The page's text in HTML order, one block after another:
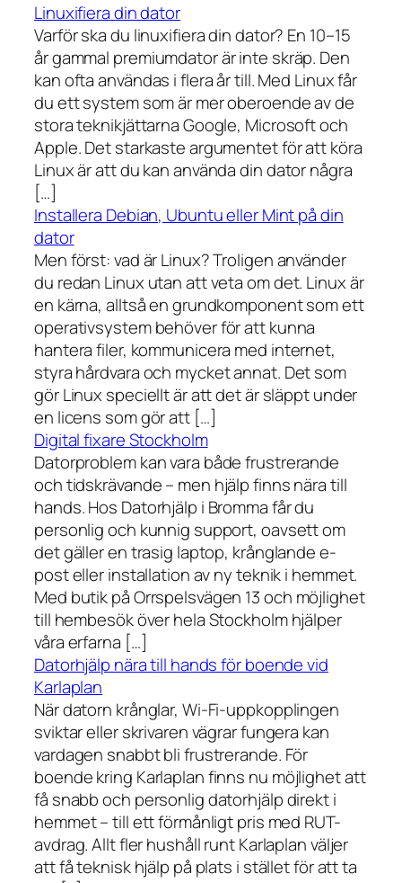
Linuxifiera din dator
Varför ska du linuxifiera din dator? En 10–15
år gammal premiumdator är inte skräp. Den
kan ofta användas i flera år till. Med Linux får
du ett system som är mer oberoende av de
stora teknikjättarna Google, Microsoft och
Apple. Det starkaste argumentet för att köra
Linux är att du kan använda din dator några
[…]
Installera Debian, Ubuntu eller Mint på din
dator
Men först: vad är Linux? Troligen använder
du redan Linux utan att veta om det. Linux är
en kärna, alltså en grundkomponent som ett
operativsystem behöver för att kunna
hantera filer, kommunicera med internet,
styra hårdvara och mycket annat. Det som
gör Linux speciellt är att det är släppt under
en licens som gör att […]
Digital fixare Stockholm
Datorproblem kan vara både frustrerande
och tidskrävande – men hjälp finns nära till
hands. Hos Datorhjälp i Bromma får du
personlig och kunnig support, oavsett om
det gäller en trasig laptop, krånglande e-
post eller installation av ny teknik i hemmet.
Med butik på Orrspelsvägen 13 och möjlighet
till hembesök över hela Stockholm hjälper
våra erfarna […]
Datorhjälp nära till hands för boende vid
Karlaplan
När datorn krånglar, Wi-Fi-uppkopplingen
sviktar eller skrivaren vägrar fungera kan
vardagen snabbt bli frustrerande. För
boende kring Karlaplan finns nu möjlighet att
få snabb och personlig datorhjälp direkt i
hemmet – till ett förmånligt pris med RUT-
avdrag. Allt fler hushåll runt Karlaplan väljer
att få teknisk hjälp på plats i stället för att ta